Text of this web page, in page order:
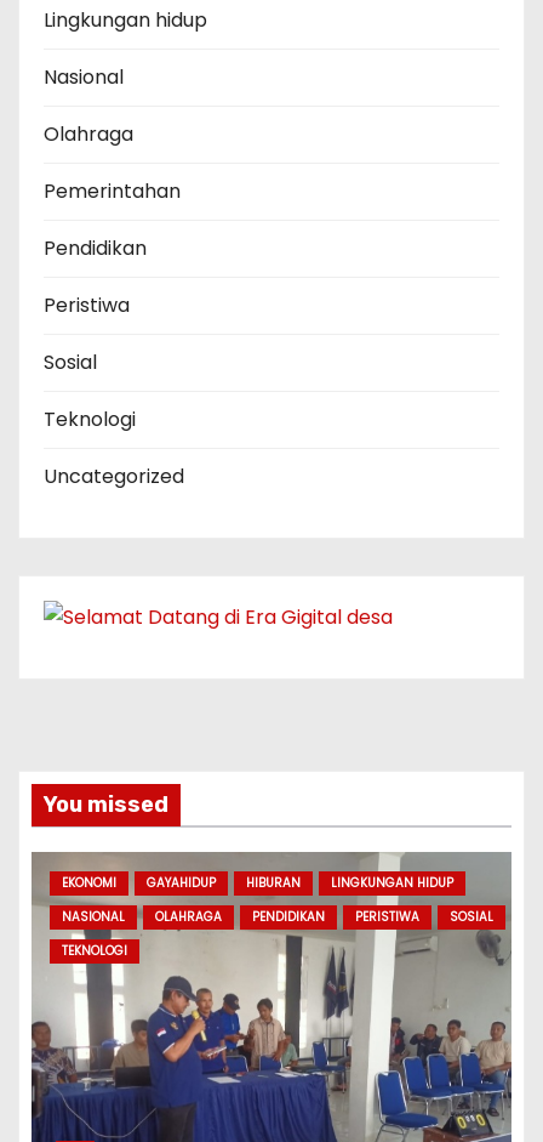
Lingkungan hidup
Nasional
Olahraga
Pemerintahan
Pendidikan
Peristiwa
Sosial
Teknologi
Uncategorized
You missed
EKONOMI GAYAHIDUP HIBURAN
LINGKUNGAN HIDUP
NASIONAL
OLAHRAGA PENDIDIKAN PERISTIWA
SOSIAL
TEKNOLOGI